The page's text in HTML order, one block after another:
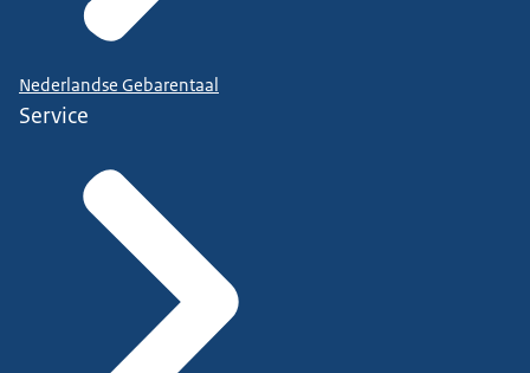
Nederlandse Gebarentaal
Service